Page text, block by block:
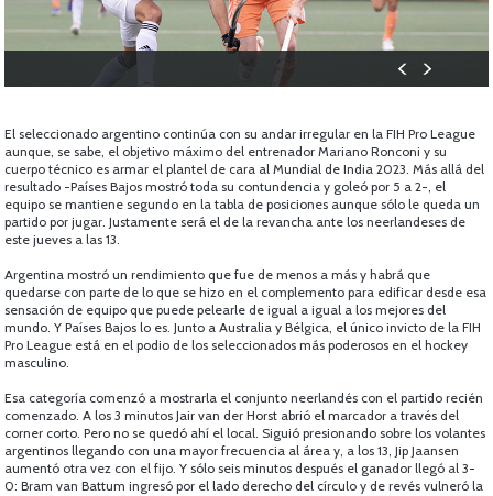
El seleccionado argentino continúa con su andar irregular en la FIH Pro League
aunque, se sabe, el objetivo máximo del entrenador Mariano Ronconi y su
cuerpo técnico es armar el plantel de cara al Mundial de India 2023. Más allá del
resultado -Países Bajos mostró toda su contundencia y goleó por 5 a 2-, el
equipo se mantiene segundo en la tabla de posiciones aunque sólo le queda un
partido por jugar. Justamente será el de la revancha ante los neerlandeses de
este jueves a las 13.
Argentina mostró un rendimiento que fue de menos a más y habrá que
quedarse con parte de lo que se hizo en el complemento para edificar desde esa
sensación de equipo que puede pelearle de igual a igual a los mejores del
mundo. Y Países Bajos lo es. Junto a Australia y Bélgica, el único invicto de la FIH
Pro League está en el podio de los seleccionados más poderosos en el hockey
masculino.
Esa categoría comenzó a mostrarla el conjunto neerlandés con el partido recién
comenzado. A los 3 minutos Jair van der Horst abrió el marcador a través del
corner corto. Pero no se quedó ahí el local. Siguió presionando sobre los volantes
argentinos llegando con una mayor frecuencia al área y, a los 13, Jip Jaansen
aumentó otra vez con el fijo. Y sólo seis minutos después el ganador llegó al 3-
0: Bram van Battum ingresó por el lado derecho del círculo y de revés vulneró la